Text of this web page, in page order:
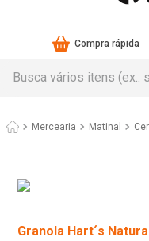
Compra rápida
Mercearia Matinal
Granola Hart´s